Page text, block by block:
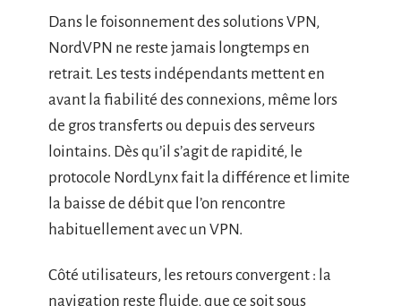
Dans le foisonnement des solutions VPN,
NordVPN ne reste jamais longtemps en
retrait. Les tests indépendants mettent en
avant la fiabilité des connexions, même lors
de gros transferts ou depuis des serveurs
lointains. Dès qu’il s’agit de rapidité, le
protocole NordLynx fait la différence et limite
la baisse de débit que l’on rencontre
habituellement avec un VPN.
Côté utilisateurs, les retours convergent : la
navigation reste fluide, que ce soit sous